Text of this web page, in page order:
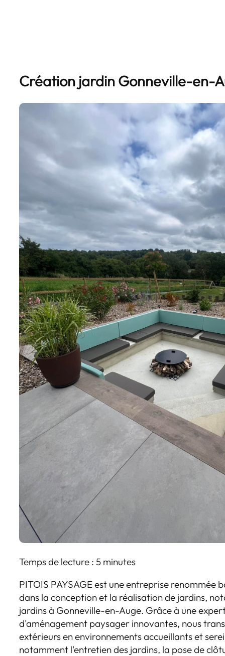
Création jardin Gonneville-en-
Temps de lecture : 5 minutes
PITOIS PAYSAGE est une entreprise renommée
dans la conception et la réalisation de jardins,
jardins à Gonneville-en-Auge. Grâce à une
d'aménagement paysager innovantes, nous
extérieurs en environnements accueillants et
notamment l'entretien des jardins, la pose de